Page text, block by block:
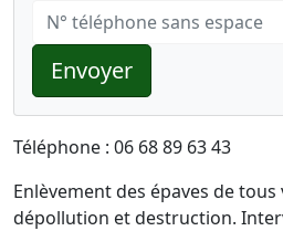
Envoyer
Téléphone : 06 68 89 63 43
Enlèvement des épaves de
dépollution et destruction.